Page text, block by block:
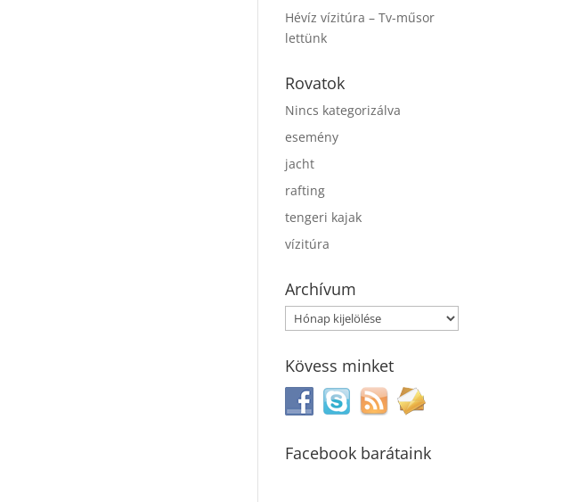
Hévíz vízitúra – Tv-műsor
lettünk
Rovatok
Nincs kategorizálva
esemény
jacht
rafting
tengeri kajak
vízitúra
Archívum
Archívum
Kövess minket
Facebook barátaink